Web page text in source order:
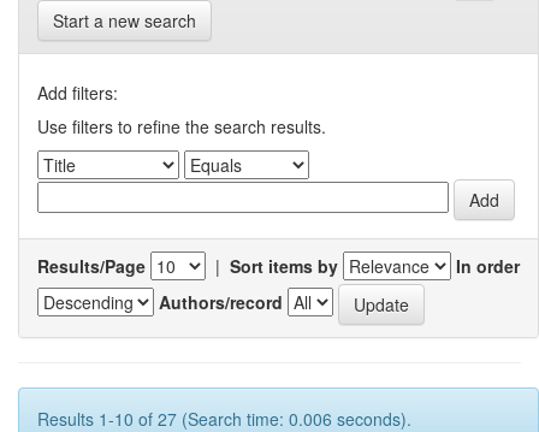
Start a new search
Add filters:
Use filters to refine the search results.
Results/Page | Sort items by
In order
Authors/record
Results 1-10 of 27 (Search time: 0.006 seconds).